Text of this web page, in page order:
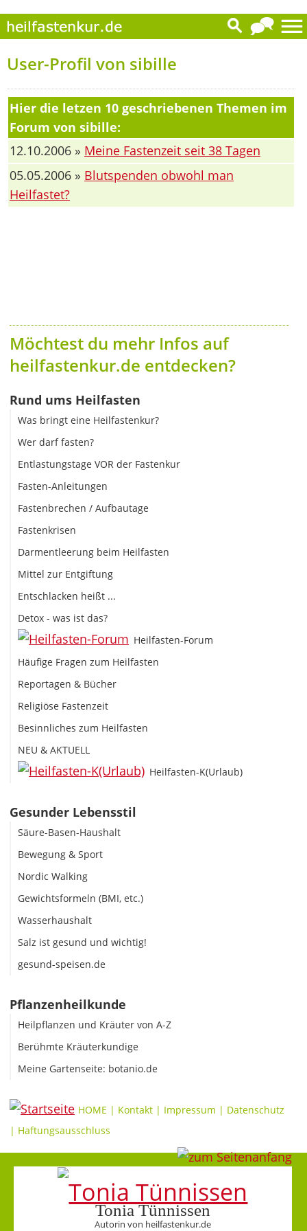
User-Profil von sibille
Hier die letzen 10 geschriebenen Themen im
Forum von sibille:
12.10.2006 » Meine Fastenzeit seit 38 Tagen
05.05.2006 » Blutspenden obwohl man
Heilfastet?
Möchtest du mehr Infos auf
heilfastenkur.de entdecken?
Rund ums Heilfasten
Was bringt eine Heilfastenkur?
Wer darf fasten?
Entlastungstage VOR der Fastenkur
Fasten-Anleitungen
Fastenbrechen / Aufbautage
Fastenkrisen
Darmentleerung beim Heilfasten
Mittel zur Entgiftung
Entschlacken heißt ...
Detox - was ist das?
Heilfasten-Forum
Häufige Fragen zum Heilfasten
Reportagen & Bücher
Religiöse Fastenzeit
Besinnliches zum Heilfasten
NEU & AKTUELL
Heilfasten-K(Urlaub)
Gesunder Lebensstil
Säure-Basen-Haushalt
Bewegung & Sport
Nordic Walking
Gewichtsformeln (BMI, etc.)
Wasserhaushalt
Salz ist gesund und wichtig!
gesund-speisen.de
Pflanzenheilkunde
Heilpflanzen und Kräuter von A-Z
Berühmte Kräuterkundige
Meine Gartenseite: botanio.de
HOME | Kontakt | Impressum | Datenschutz
| Haftungsausschluss
Tonia Tünnissen
Autorin von heilfastenkur.de